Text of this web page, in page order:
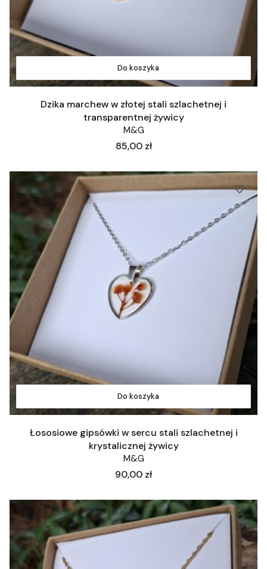
Do koszyka
Dzika marchew w złotej stali szlachetnej i
transparentnej żywicy
M&G
Cena
85,00 zł
Do koszyka
Łososiowe gipsówki w sercu stali szlachetnej i
krystalicznej żywicy
M&G
Cena
90,00 zł